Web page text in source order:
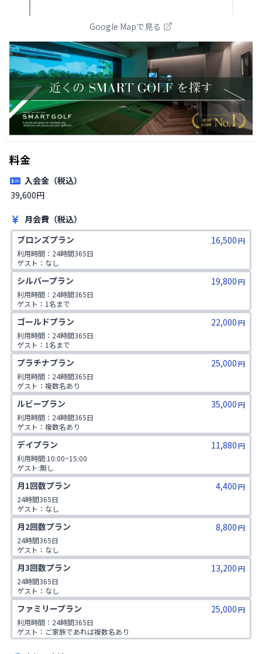
Google Mapで見る
料金
入会金（税込）
39,600円
月会費（税込）
ブロンズプラン
16,500円
利用時間：24時間365日
ゲスト：なし
シルバープラン 19,800円
利用時間：24時間365日
ゲスト：1名まで
ゴールドプラン 22,000円
利用時間：24時間365日
ゲスト：1名まで
1日2コマ予約可
プラチナプラン 25,000円
利用時間：24時間365日
ゲスト：複数名あり
1日2コマ予約可
ルビープラン 35,000円
利用時間：24時間365日
ゲスト：複数名あり
1日3コマ予約可
デイプラン 11,880円
利用時間:10:00~15:00
ゲスト:無し
月1回数プラン 4,400円
24時間365日
ゲスト：なし
月2回数プラン 8,800円
24時間365日
ゲスト：なし
月3回数プラン 13,200円
24時間365日
ゲスト：なし
ファミリープラン 25,000円
利用時間：24時間365日
ゲスト：ご家族であれば複数名あり
※ご入会時にご家族名の登録をお願いしております。二親等までのご家